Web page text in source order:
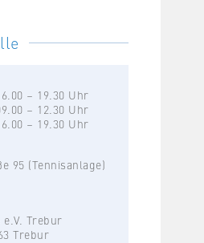
– 19.30 Uhr
– 12.30 Uhr
– 19.30 Uhr
95 (Tennisanlage)
Trebur
Trebur